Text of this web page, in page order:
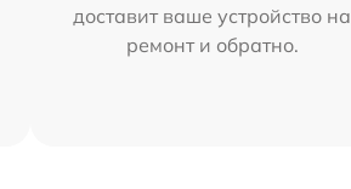
доставит ваше устройство на
ремонт и обратно.